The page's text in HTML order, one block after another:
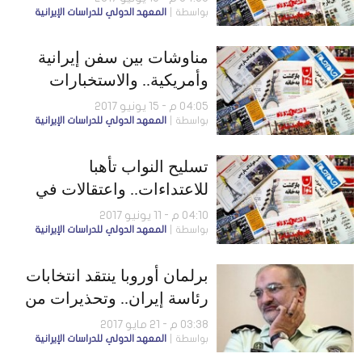
وأفغانستان والهند
بواسطة المعهد الدولي للدراسات الإيرانية
مناوشات بين سفن إيرانية
وأمريكية.. والاستخبارات
تضبط خليتين مسلحتين
04:05 م - 15 يونيو 2017
بواسطة المعهد الدولي للدراسات الإيرانية
تسليح النواب تأهبا
للاعتداءات.. واعتقالات في
كردستان بسبب حادثة طهران
04:10 م - 11 يونيو 2017
بواسطة المعهد الدولي للدراسات الإيرانية
برلمان أوروبا ينتقد انتخابات
رئاسة إيران.. وتحذيرات من
موجات توتر بعد فوز روحاني
03:38 م - 21 مايو 2017
بواسطة المعهد الدولي للدراسات الإيرانية